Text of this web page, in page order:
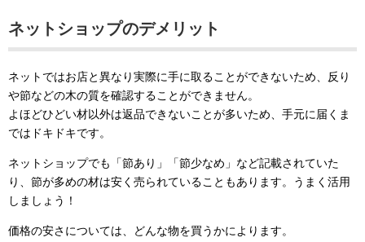
ネットショップのデメリット
ネットではお店と異なり実際に手に取ることができないため、反り
や節などの木の質を確認することができません。
よほどひどい材以外は返品できないことが多いため、手元に届くま
ではドキドキです。
ネットショップでも「節あり」「節少なめ」など記載されていた
り、節が多めの材は安く売られていることもあります。うまく活用
しましょう！
価格の安さについては、どんな物を買うかによります。